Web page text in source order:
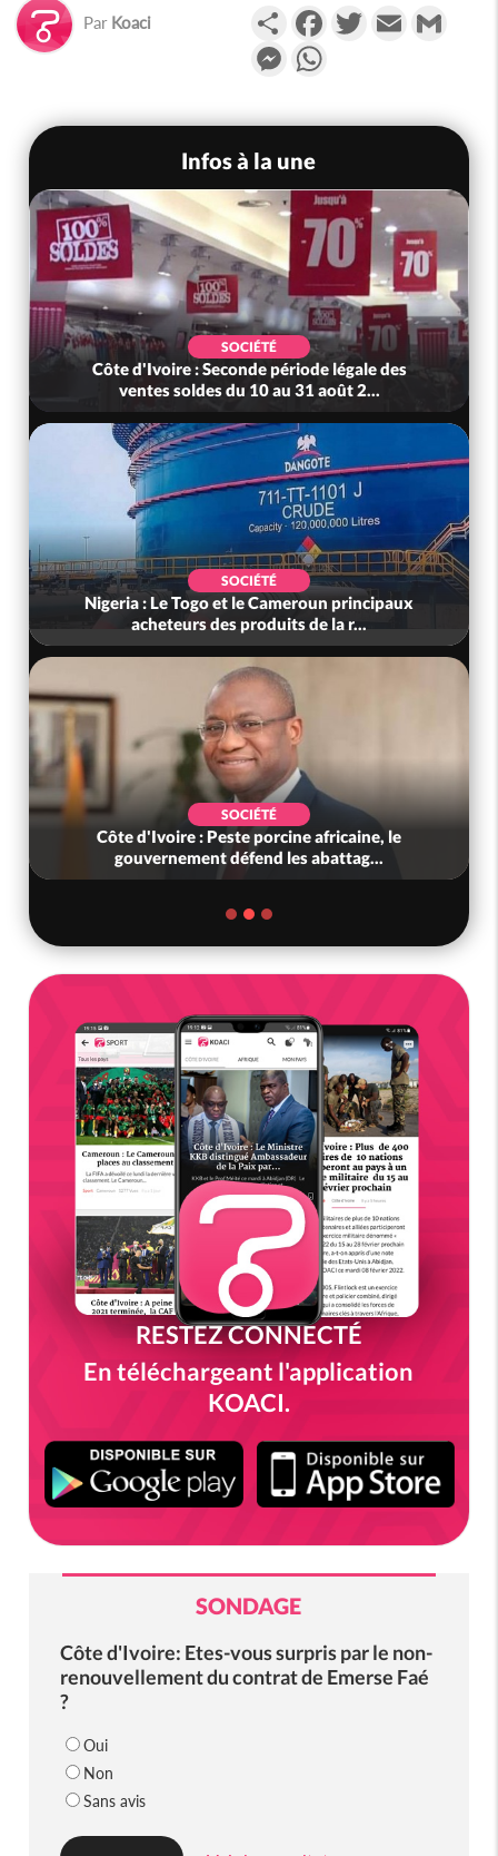
Par Koaci PartagerFacebookTwitterEmail
Messenger
Infos à la une
SOCIÉTÉ
Côte d'Ivoire : Seconde période légale des
ventes soldes du 10 au 31 août 2...
SOCIÉTÉ
Nigeria : Le Togo et le Cameroun principaux
acheteurs des produits de la r...
SOCIÉTÉ
Côte d'Ivoire : Peste porcine africaine, le
gouvernement défend les abattag...
RESTEZ CONNECTÉ
En téléchargeant l'application
KOACI.
SONDAGE
Côte d'Ivoire: Etes-vous surpris par le non-
renouvellement du contrat de Emerse Faé
?
Oui
Non
Sans avis